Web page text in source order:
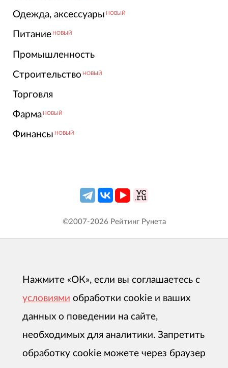
Одежда, аксессуары НОВЫЙ
Питание НОВЫЙ
Промышленность
Строительство НОВЫЙ
Торговля
Фарма НОВЫЙ
Финансы НОВЫЙ
©2007-2026 Рейтинг Рунета
Нажмите «ОК», если вы соглашаетесь с
условиями обработки cookie и ваших
данных о поведении на сайте,
необходимых для аналитики. Запретить
обработку cookie можете через браузер